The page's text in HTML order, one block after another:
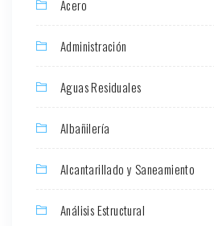
Acero
Administración
Aguas Residuales
Albañilería
Alcantarillado y Saneamiento
Análisis Estructural